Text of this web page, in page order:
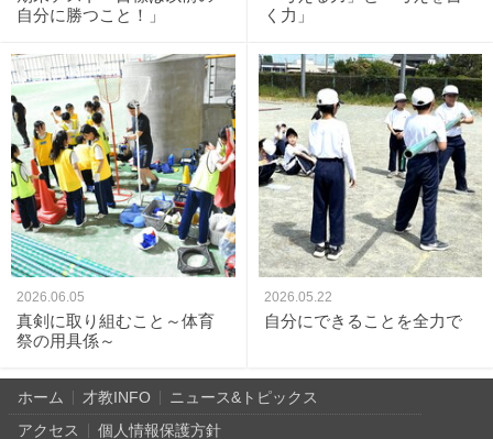
自分に勝つこと！」
く力」
2026.06.05
真剣に取り組むこと～体育
祭の用具係～
2026.05.22
自分にできることを全力で
ホーム 才教INFO
ニュース&トピックス
アクセス
個人情報保護方針